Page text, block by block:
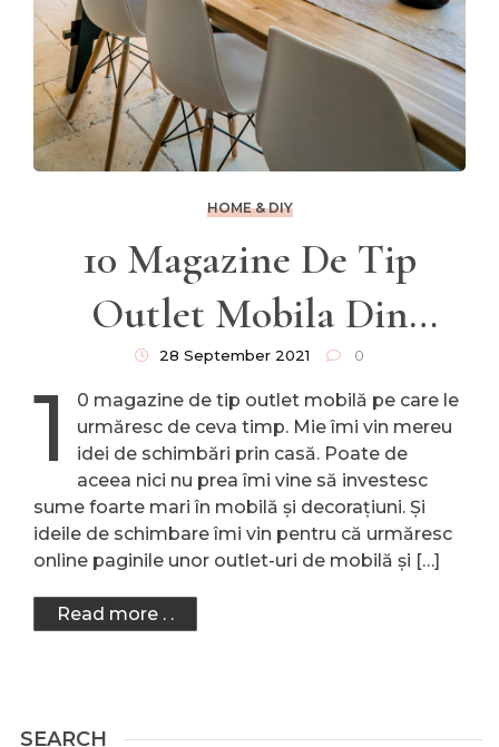
SEARCH
HOME & DIY
10 Magazine De Tip
Outlet Mobila Din
București Și Din Țară
28 September 2021 0
1
0 magazine de tip outlet mobilă pe care le
urmăresc de ceva timp. Mie îmi vin mereu
idei de schimbări prin casă. Poate de
aceea nici nu prea îmi vine să investesc
sume foarte mari în mobilă și decorațiuni. Și
ideile de schimbare îmi vin pentru că urmăresc
online paginile unor outlet-uri de mobilă și […]
Read more . .